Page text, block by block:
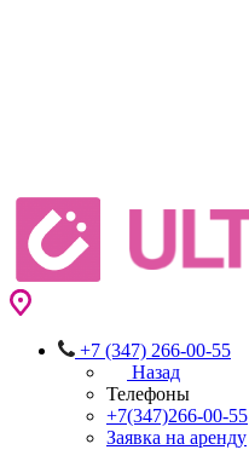
+7 (347) 266-00-55
Назад
Телефоны
+7(347)266-00-55
Заявка на аренду